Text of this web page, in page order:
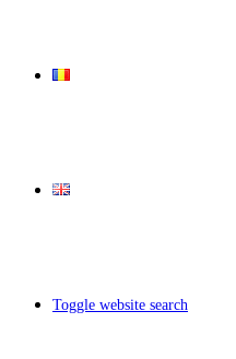
Toggle website search